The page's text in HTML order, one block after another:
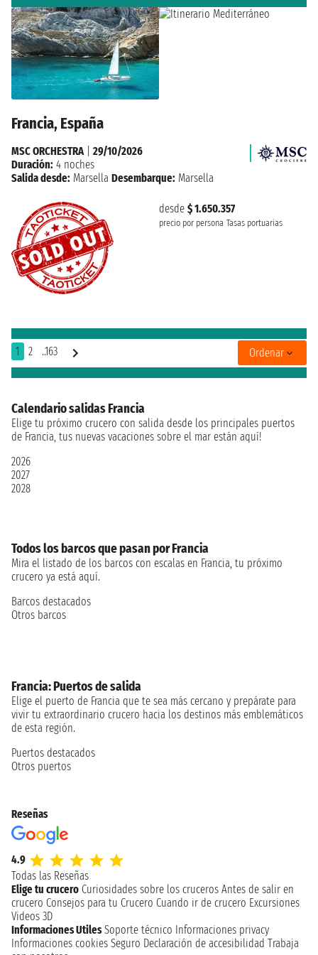
Francia, España
desde $ 1.650.357
precio por persona Tasas portuarias
MSC ORCHESTRA| 29/10/2026
Duración: 4 noches
Salida desde: Marsella Desembarque: Marsella
1 2 ..163 Ordenar
Calendario salidas Francia
Elige tu próximo crucero con salida desde los principales puertos
de Francia, tus nuevas vacaciones sobre el mar están aquí!
2026
2027
2028
Todos los barcos que pasan por Francia
Mira el listado de los barcos con escalas en Francia, tu próximo
crucero ya está aquí.
Barcos destacados
Otros barcos
Francia: Puertos de salida
Elige el puerto de Francia que te sea más cercano y prepárate para
vivir tu extraordinario crucero hacia los destinos más emblemáticos
de esta región.
Puertos destacados
Otros puertos
Reseñas
4.9
Todas las Reseñas
Elige tu crucero Curiosidades sobre los cruceros Antes de salir en
crucero Consejos para tu Crucero Cuando ir de crucero Excursiones
Videos 3D
Informaciones Utiles Soporte técnico Informaciones privacy
Informaciones cookies Seguro Declaración de accesibilidad Trabaja